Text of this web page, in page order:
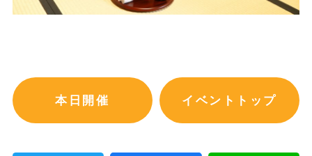
本日開催 イベントトップ